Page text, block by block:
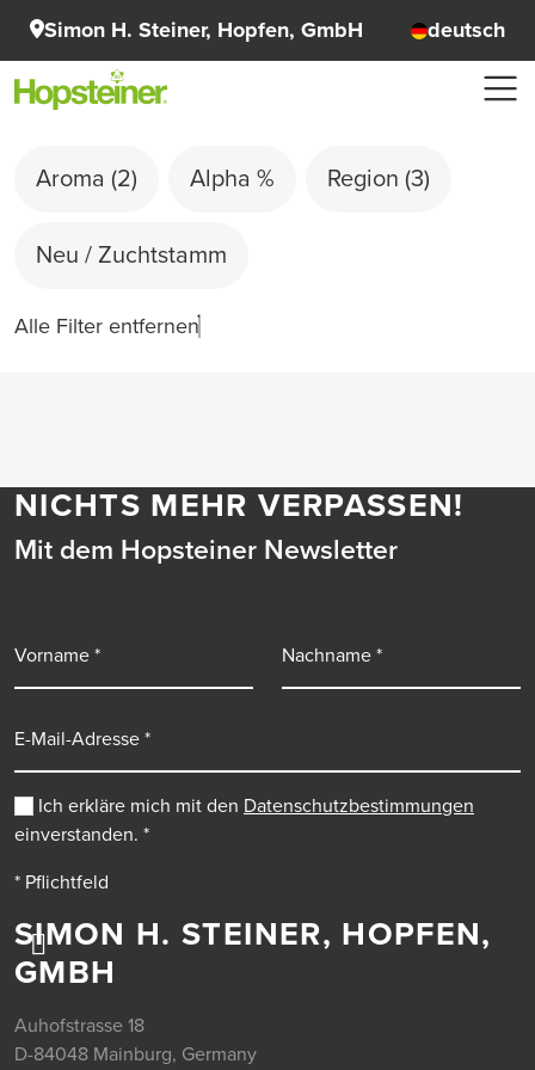
Simon H. Steiner, Hopfen, GmbH deutsch
Aroma (2) Alpha % Region (3)
Neu / Zuchtstamm
Alle Filter entfernen
SIMON H. STEINER, HOPFEN,
GMBH
Auhofstrasse 18
D-84048 Mainburg, Germany
NICHTS MEHR VERPASSEN!
Mit dem Hopsteiner Newsletter
Ich erkläre mich mit den Datenschutzbestimmungen
einverstanden. *
* Pflichtfeld